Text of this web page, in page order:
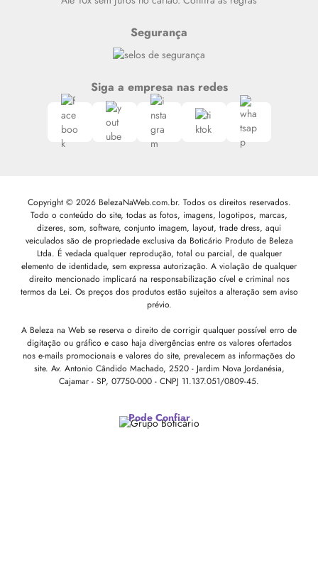
Segurança
Siga a empresa nas redes
Copyright © 2026 BelezaNaWeb.com.br. Todos os direitos reservados.
Todo o conteúdo do site, todas as fotos, imagens, logotipos, marcas,
dizeres, som, software, conjunto imagem, layout, trade dress, aqui
veiculados são de propriedade exclusiva da Boticário Produto de Beleza
Ltda. É vedada qualquer reprodução, total ou parcial, de qualquer
elemento de identidade, sem expressa autorização. A violação de qualquer
direito mencionado implicará na responsabilização cível e criminal nos
termos da Lei. Os preços dos produtos estão sujeitos a alteração sem aviso
prévio.
A Beleza na Web se reserva o direito de corrigir qualquer possível erro de
digitação ou gráfico e caso haja divergências entre os valores ofertados
nos e-mails promocionais e valores do site, prevalecem as informações do
site. Av. Antonio Cândido Machado, 2520 - Jardim Nova Jordanésia,
Cajamar - SP, 07750-000 - CNPJ 11.137.051/0809-45.
Pode Confiar